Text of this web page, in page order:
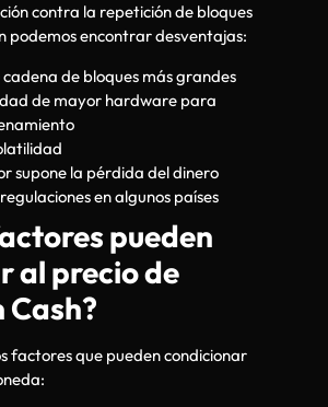
contra la repetición de bloques
podemos encontrar desventajas:
cadena de bloques más grandes
de mayor hardware para
supone la pérdida del dinero
en algunos países
pueden
al precio de
factores que pueden condicionar